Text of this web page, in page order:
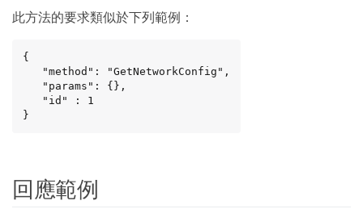
此方法的要求類似於下列範例：
{
}
回應範例